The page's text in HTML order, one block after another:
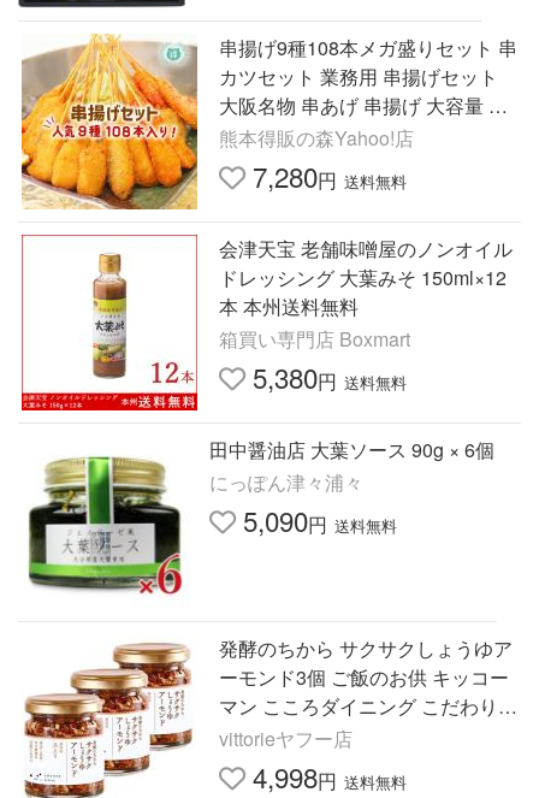
串揚げ9種108本メガ盛りセット 串
カツセット 業務用 串揚げセット
大阪名物 串あげ 串揚げ 大容量 パ
ーティー 冷凍便 フライ 海老 串揚
げ 串カツ 冷凍
熊本得販の森Yahoo!店
7,280円 送料無料
会津天宝 老舗味噌屋のノンオイル
ドレッシング 大葉みそ 150ml×12
本 本州送料無料
箱買い専門店 Boxmart
5,380円 送料無料
田中醤油店 大葉ソース 90g × 6個
にっぽん津々浦々
5,090円 送料無料
発酵のちから サクサクしょうゆア
ーモンド3個 ご飯のお供 キッコー
マン こころダイニング こだわり
料理 レシピ しょうゆ 醤油 もろみ
ア
vittorieヤフー店
4,998円 送料無料